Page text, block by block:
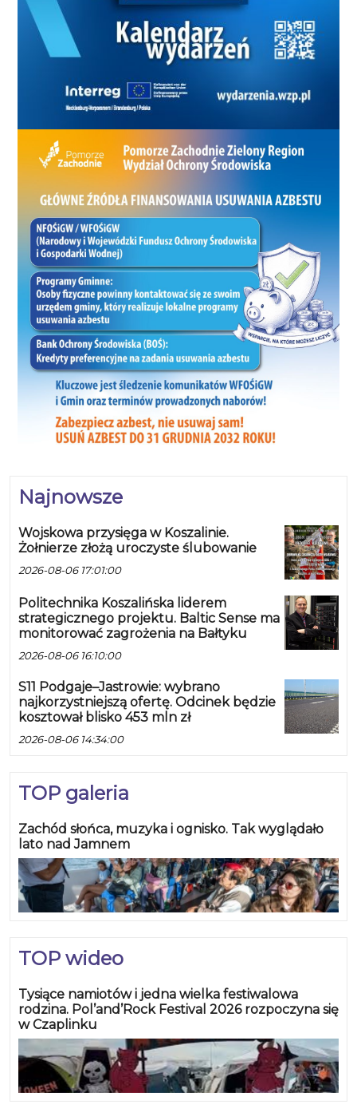
Najnowsze
Wojskowa przysięga w Koszalinie.
Żołnierze złożą uroczyste ślubowanie
2026-08-06 17:01:00
Politechnika Koszalińska liderem
strategicznego projektu. Baltic Sense ma
monitorować zagrożenia na Bałtyku
2026-08-06 16:10:00
S11 Podgaje–Jastrowie: wybrano
najkorzystniejszą ofertę. Odcinek będzie
kosztował blisko 453 mln zł
2026-08-06 14:34:00
TOP galeria
Zachód słońca, muzyka i ognisko. Tak wyglądało
lato nad Jamnem
TOP wideo
Tysiące namiotów i jedna wielka festiwalowa
rodzina. Pol’and’Rock Festival 2026 rozpoczyna się
w Czaplinku